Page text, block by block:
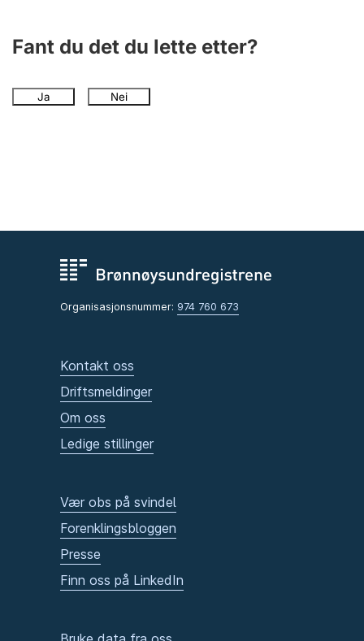
Fant du det du lette etter?
Ja Nei
Organisasjonsnummer: 974 760 673
Kontakt oss
Driftsmeldinger
Om oss
Ledige stillinger
Vær obs på svindel
Forenklingsbloggen
Presse
Finn oss på LinkedIn